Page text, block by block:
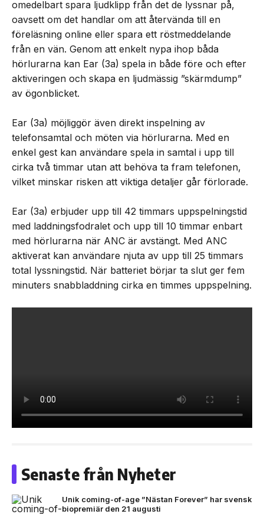
omedelbart spara ljudklipp från det de lyssnar på,
oavsett om det handlar om att återvända till en
föreläsning online eller spara ett röstmeddelande
från en vän. Genom att enkelt nypa ihop båda
hörlurarna kan Ear (3a) spela in både före och efter
aktiveringen och skapa en ljudmässig ”skärmdump”
av ögonblicket.
Ear (3a) möjliggör även direkt inspelning av
telefonsamtal och möten via hörlurarna. Med en
enkel gest kan användare spela in samtal i upp till
cirka två timmar utan att behöva ta fram telefonen,
vilket minskar risken att viktiga detaljer går förlorade.
Ear (3a) erbjuder upp till 42 timmars uppspelningstid
med laddningsfodralet och upp till 10 timmar enbart
med hörlurarna när ANC är avstängt. Med ANC
aktiverat kan användare njuta av upp till 25 timmars
total lyssningstid. När batteriet börjar ta slut ger fem
minuters snabbladdning cirka en timmes uppspelning.
Senaste från Nyheter
Unik coming-of-age ”Nästan Forever” har svensk
biopremiär den 21 augusti